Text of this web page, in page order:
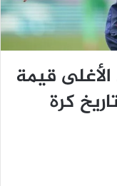
قيمة
في تاريخ كرة